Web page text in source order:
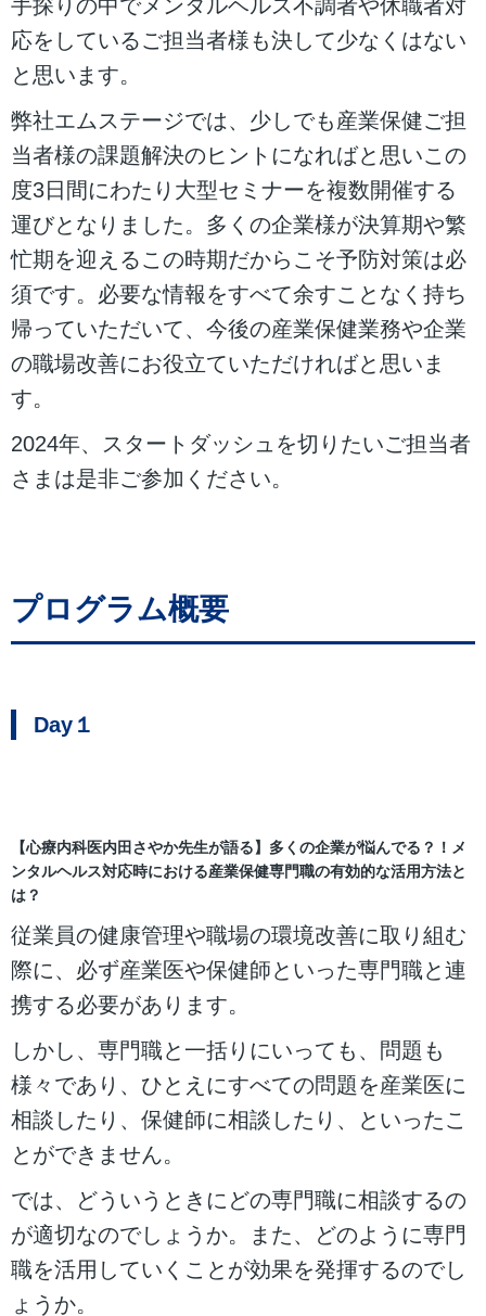
手探りの中でメンタルヘルス不調者や休職者対
応をしているご担当者様も決して少なくはない
と思います。
弊社エムステージでは、少しでも産業保健ご担
当者様の課題解決のヒントになればと思いこの
度3日間にわたり大型セミナーを複数開催する
運びとなりました。多くの企業様が決算期や繁
忙期を迎えるこの時期だからこそ予防対策は必
須です。必要な情報をすべて余すことなく持ち
帰っていただいて、今後の産業保健業務や企業
の職場改善にお役立ていただければと思いま
す。
2024年、スタートダッシュを切りたいご担当者
さまは是非ご参加ください。
プログラム概要
Day１
【心療内科医内田さやか先生が語る】多くの企業が悩んでる？！メ
ンタルヘルス対応時における産業保健専門職の有効的な活用方法と
は？
従業員の健康管理や職場の環境改善に取り組む
際に、必ず産業医や保健師といった専門職と連
携する必要があります。
しかし、専門職と一括りにいっても、問題も
様々であり、ひとえにすべての問題を産業医に
相談したり、保健師に相談したり、といったこ
とができません。
では、どういうときにどの専門職に相談するの
が適切なのでしょうか。また、どのように専門
職を活用していくことが効果を発揮するのでし
ょうか。